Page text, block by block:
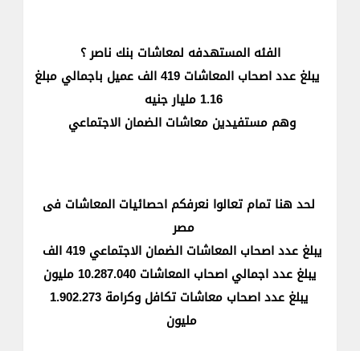
الفئه المستهدفه لمعاشات بنك ناصر ؟
يبلغ عدد اصحاب المعاشات 419 الف عميل باجمالي مبلغ
1.16 مليار جنيه
وهم مستفيدين معاشات الضمان الاجتماعي
لحد هنا تمام تعالوا نعرفكم احصائيات المعاشات فى
مصر
يبلغ عدد اصحاب المعاشات الضمان الاجتماعي 419 الف
يبلغ عدد اجمالي اصحاب المعاشات 10.287.040 مليون
يبلغ عدد اصحاب معاشات تكافل وكرامة 1.902.273
مليون